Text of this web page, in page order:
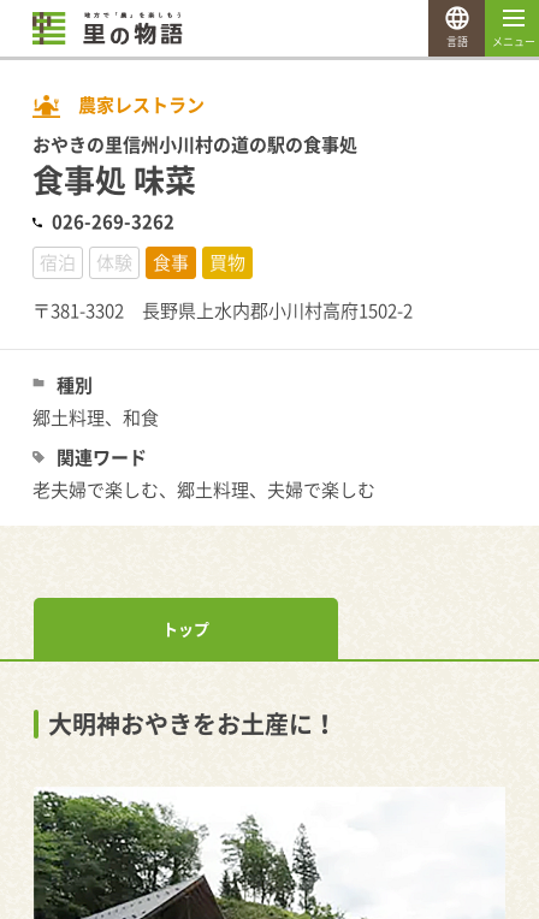
農家レストラン
おやきの里信州小川村の道の駅の食事処
食事処 味菜
026-269-3262
宿泊
体験 食事
買物
〒381-3302 長野県上水内郡小川村高府1502-2
種別
郷土料理、和食
関連ワード
老夫婦で楽しむ、郷土料理、夫婦で楽しむ
トップ
大明神おやきをお土産に！
メニュー
言語